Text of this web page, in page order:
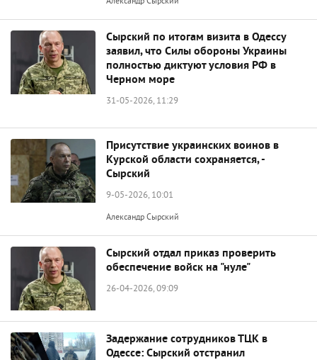
Сырский по итогам визита в Одессу
заявил, что Силы обороны Украины
полностью диктуют условия РФ в
Черном море
31-05-2026, 11:29
Присутствие украинских воинов в
Курской области сохраняется, -
Сырский
9-05-2026, 10:01
Александр Сырский
Сырский отдал приказ проверить
обеспечение войск на "нуле"
26-04-2026, 09:09
Задержание сотрудников ТЦК в
Одессе: Сырский отстранил